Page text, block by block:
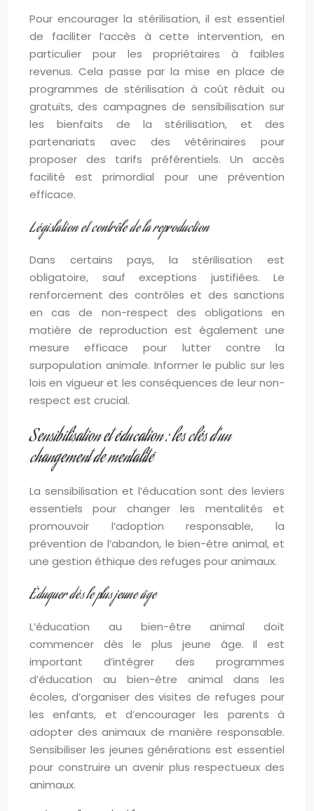
Pour encourager la stérilisation, il est essentiel
de faciliter l’accès à cette intervention, en
particulier pour les propriétaires à faibles
revenus. Cela passe par la mise en place de
programmes de stérilisation à coût réduit ou
gratuits, des campagnes de sensibilisation sur
les bienfaits de la stérilisation, et des
partenariats avec des vétérinaires pour
proposer des tarifs préférentiels. Un accès
facilité est primordial pour une prévention
efficace.
Législation et contrôle de la reproduction
Dans certains pays, la stérilisation est
obligatoire, sauf exceptions justifiées. Le
renforcement des contrôles et des sanctions
en cas de non-respect des obligations en
matière de reproduction est également une
mesure efficace pour lutter contre la
surpopulation animale. Informer le public sur les
lois en vigueur et les conséquences de leur non-
respect est crucial.
Sensibilisation et éducation : les clés d’un
changement de mentalité
La sensibilisation et l’éducation sont des leviers
essentiels pour changer les mentalités et
promouvoir l’adoption responsable, la
prévention de l’abandon, le bien-être animal, et
une gestion éthique des refuges pour animaux.
Éduquer dès le plus jeune âge
L’éducation au bien-être animal doit
commencer dès le plus jeune âge. Il est
important d’intégrer des programmes
d’éducation au bien-être animal dans les
écoles, d’organiser des visites de refuges pour
les enfants, et d’encourager les parents à
adopter des animaux de manière responsable.
Sensibiliser les jeunes générations est essentiel
pour construire un avenir plus respectueux des
animaux.